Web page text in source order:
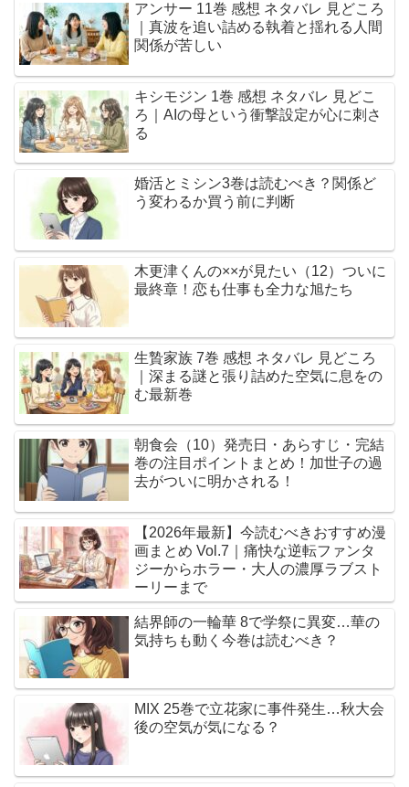
アンサー 11巻 感想 ネタバレ 見どころ
｜真波を追い詰める執着と揺れる人間
関係が苦しい
キシモジン 1巻 感想 ネタバレ 見どこ
ろ｜AIの母という衝撃設定が心に刺さ
る
婚活とミシン3巻は読むべき？関係ど
う変わるか買う前に判断
木更津くんの××が見たい（12）ついに
最終章！恋も仕事も全力な旭たち
生贄家族 7巻 感想 ネタバレ 見どころ
｜深まる謎と張り詰めた空気に息をの
む最新巻
朝食会（10）発売日・あらすじ・完結
巻の注目ポイントまとめ！加世子の過
去がついに明かされる！
【2026年最新】今読むべきおすすめ漫
画まとめ Vol.7｜痛快な逆転ファンタ
ジーからホラー・大人の濃厚ラブスト
ーリーまで
結界師の一輪華 8で学祭に異変…華の
気持ちも動く今巻は読むべき？
MIX 25巻で立花家に事件発生…秋大会
後の空気が気になる？